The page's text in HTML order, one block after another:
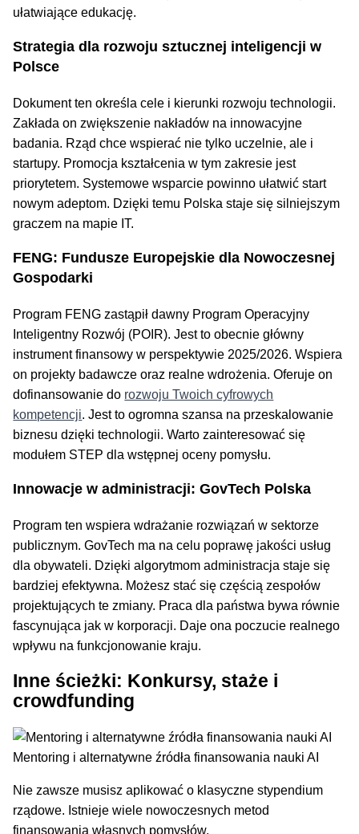
ułatwiające edukację.
Strategia dla rozwoju sztucznej inteligencji w
Polsce
Dokument ten określa cele i kierunki rozwoju technologii.
Zakłada on zwiększenie nakładów na innowacyjne
badania. Rząd chce wspierać nie tylko uczelnie, ale i
startupy. Promocja kształcenia w tym zakresie jest
priorytetem. Systemowe wsparcie powinno ułatwić start
nowym adeptom. Dzięki temu Polska staje się silniejszym
graczem na mapie IT.
FENG: Fundusze Europejskie dla Nowoczesnej
Gospodarki
Program FENG zastąpił dawny Program Operacyjny
Inteligentny Rozwój (POIR). Jest to obecnie główny
instrument finansowy w perspektywie 2025/2026. Wspiera
on projekty badawcze oraz realne wdrożenia. Oferuje on
dofinansowanie do rozwoju Twoich cyfrowych
kompetencji. Jest to ogromna szansa na przeskalowanie
biznesu dzięki technologii. Warto zainteresować się
modułem STEP dla wstępnej oceny pomysłu.
Innowacje w administracji: GovTech Polska
Program ten wspiera wdrażanie rozwiązań w sektorze
publicznym. GovTech ma na celu poprawę jakości usług
dla obywateli. Dzięki algorytmom administracja staje się
bardziej efektywna. Możesz stać się częścią zespołów
projektujących te zmiany. Praca dla państwa bywa równie
fascynująca jak w korporacji. Daje ona poczucie realnego
wpływu na funkcjonowanie kraju.
Inne ścieżki: Konkursy, staże i
crowdfunding
Mentoring i alternatywne źródła finansowania nauki AI
Nie zawsze musisz aplikować o klasyczne stypendium
rządowe. Istnieje wiele nowoczesnych metod
finansowania własnych pomysłów.